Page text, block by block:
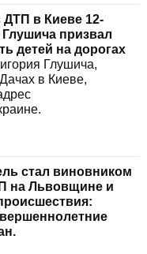
и введение
по безопасности
частью является также
организации
движения в
помощь в продвижении
детей на дорогах
образовательные
рекомендации по
инфраструктуры для
и смертности.
ДТП в Киеве 12-
Глушича призвал
детей на дорогах
Глушича,
в Киеве,
стал виновником
на Львовщине и